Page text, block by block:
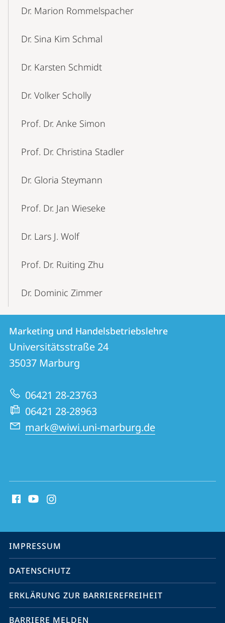
Dr. Marion Rommelspacher
Dr. Sina Kim Schmal
Dr. Karsten Schmidt
Dr. Volker Scholly
Prof. Dr. Anke Simon
Prof. Dr. Christina Stadler
Dr. Gloria Steymann
Prof. Dr. Jan Wieseke
Dr. Lars J. Wolf
Prof. Dr. Ruiting Zhu
Dr. Dominic Zimmer
Kontakt
und
Informationen
zur
Website
Kontaktinformationen
Marketing
und
Handelsbetriebslehre
Marketing und Handelsbetriebslehre
Universitätsstraße 24
35037 Marburg
06421 28-23763
06421 28-28963
mark@wiwi.uni-marburg.de
Media
Service-
Navigation
IMPRESSUM
DATENSCHUTZ
ERKLÄRUNG ZUR BARRIEREFREIHEIT
BARRIERE MELDEN